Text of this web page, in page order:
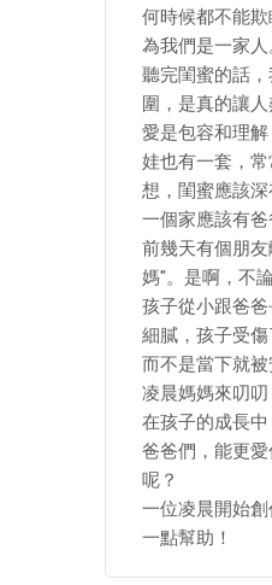
何時候都不能
為我們是一家
聽完閨蜜的話
圍，是真的讓人
愛是包容和理
娃也有一套，
想，閨蜜應該深
一個家應該有
前幾天有個朋
媽"。是啊，不
孩子從小跟爸
細膩，孩子受
而不是當下就
凌晨媽媽來叨叨
在孩子的成長
爸爸們，能更
呢？
一位凌晨開始
一點幫助！